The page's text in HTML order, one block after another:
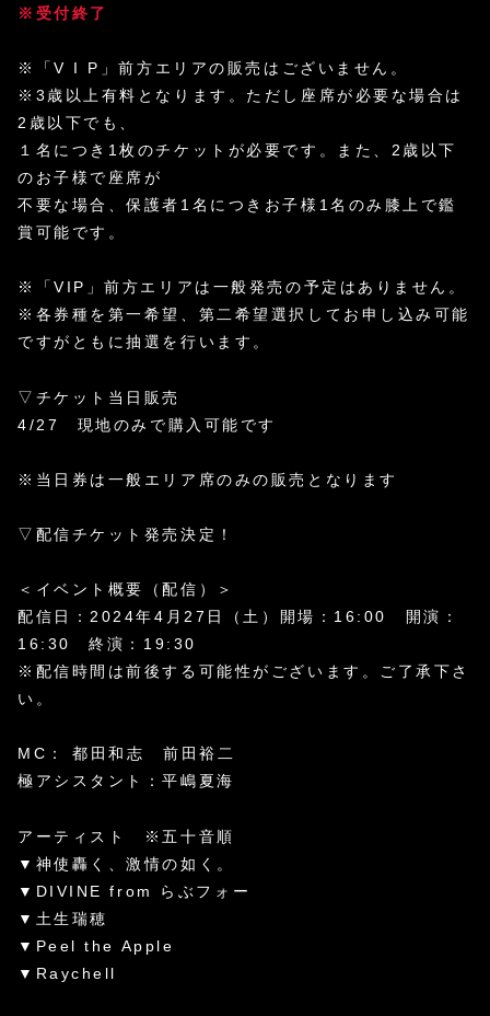
※受付終了
※「V I P」前方エリアの販売はございません。
※3歳以上有料となります。ただし座席が必要な場合は
2歳以下でも、
１名につき1枚のチケットが必要です。また、2歳以下
のお子様で座席が
不要な場合、保護者1名につきお子様1名のみ膝上で鑑
賞可能です。
※「VIP」前方エリアは一般発売の予定はありません。
※各券種を第一希望、第二希望選択してお申し込み可能
ですがともに抽選を行います。
▽チケット当日販売
4/27 現地のみで購入可能です
※当日券は一般エリア席のみの販売となります
▽配信チケット発売決定！
＜イベント概要（配信）＞
配信日：2024年4月27日（土）開場：16:00 開演：
16:30 終演：19:30
※配信時間は前後する可能性がございます。ご了承下さ
い。
MC： 都田和志 前田裕二
極アシスタント：平嶋夏海
アーティスト ※五十音順
▼神使轟く、激情の如く。
▼DIVINE from らぶフォー
▼土生瑞穂
▼Peel the Apple
▼Raychell